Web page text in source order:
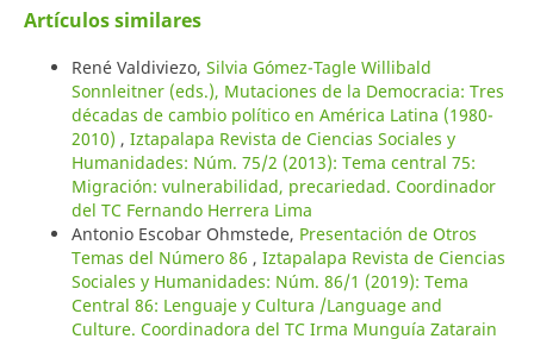
Artículos similares
René Valdiviezo, Silvia Gómez-Tagle Willibald
Sonnleitner (eds.), Mutaciones de la Democracia: Tres
décadas de cambio político en América Latina (1980-
2010) , Iztapalapa Revista de Ciencias Sociales y
Humanidades: Núm. 75/2 (2013): Tema central 75:
Migración: vulnerabilidad, precariedad. Coordinador
del TC Fernando Herrera Lima
Antonio Escobar Ohmstede, Presentación de Otros
Temas del Número 86 , Iztapalapa Revista de Ciencias
Sociales y Humanidades: Núm. 86/1 (2019): Tema
Central 86: Lenguaje y Cultura /Language and
Culture. Coordinadora del TC Irma Munguía Zatarain